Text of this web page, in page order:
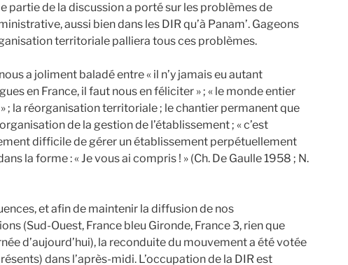
partie de la discussion a porté sur les problèmes de
aussi bien dans les DIR qu’à Panam’. Gageons
territoriale palliera tous ces problèmes.
a joliment baladé entre « il n’y jamais eu autant
en France, il faut nous en féliciter » ; « le monde entier
; la réorganisation territoriale ; le chantier permanent que
de la gestion de l’établissement ; « c’est
difficile de gérer un établissement perpétuellement
la forme : « Je vous ai compris ! » (Ch. De Gaulle 1958 ; N.
et afin de maintenir la diffusion de nos
(Sud-Ouest, France bleu Gironde, France 3, rien que
d’aujourd’hui), la reconduite du mouvement a été votée
dans l’après-midi. L’occupation de la DIR est